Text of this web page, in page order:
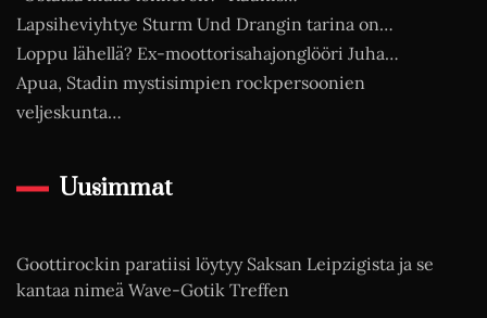
Lapsiheviyhtye Sturm Und Drangin tarina on…
Loppu lähellä? Ex-moottorisahajonglööri Juha…
Apua, Stadin mystisimpien rockpersoonien
veljeskunta…
Uusimmat
Goottirockin paratiisi löytyy Saksan Leipzigista ja se
kantaa nimeä Wave-Gotik Treffen